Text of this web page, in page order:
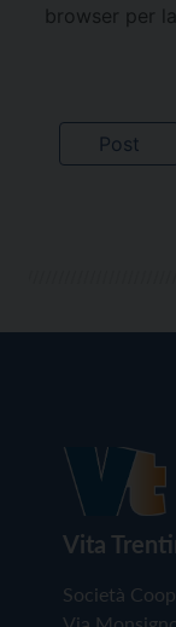
browser per
Vita
Società